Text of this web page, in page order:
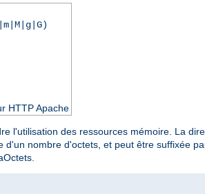
HTTP Apache
l'utilisation des ressources mémoire. La
nombre d'octets, et peut être suffixée